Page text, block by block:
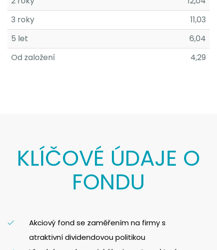
3 roky
11,03
5 let
6,04
Od založení
4,29
KLÍČOVÉ ÚDAJE O
FONDU
Akciový fond se zaměřením na firmy s
atraktivní dividendovou politikou